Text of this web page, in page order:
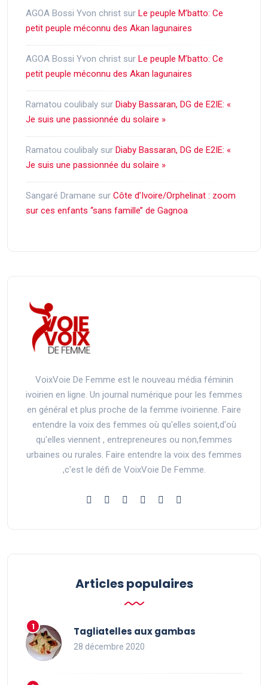
AGOA Bossi Yvon christ sur Le peuple M’batto: Ce
petit peuple méconnu des Akan lagunaires
AGOA Bossi Yvon christ sur Le peuple M’batto: Ce
petit peuple méconnu des Akan lagunaires
Ramatou coulibaly sur Diaby Bassaran, DG de E2IE: «
Je suis une passionnée du solaire »
Ramatou coulibaly sur Diaby Bassaran, DG de E2IE: «
Je suis une passionnée du solaire »
Sangaré Dramane sur Côte d’Ivoire/Orphelinat : zoom
sur ces enfants ‘‘sans famille’’ de Gagnoa
VoixVoie De Femme est le nouveau média féminin
ivoirien en ligne. Un journal numérique pour les femmes
en général et plus proche de la femme ivoirienne. Faire
entendre la voix des femmes où qu'elles soient,d'où
qu'elles viennent , entrepreneures ou non,femmes
urbaines ou rurales. Faire entendre la voix des femmes
,c'est le défi de VoixVoie De Femme.
Articles populaires
Tagliatelles aux gambas
28 décembre 2020